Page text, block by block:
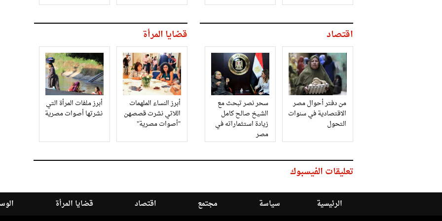
اقتصاد
من دفتر أحوال مصر
الاقتصادية في سنوات
التحول
سحر نصر تبحث مع
الشيخ صالح كامل
زيادة استثماراته في
مصر
قضايا المرأة
أبرز النساء الملهمات
اللاتي نشرت قصصهن
"أصوات مصرية"
أبرز ملفات المرأة التي
نشرتها أصوات مصرية
تعليقات الفيسبوك
الرئيسية سياسة مجتمع اقتصاد قضايا المرأة